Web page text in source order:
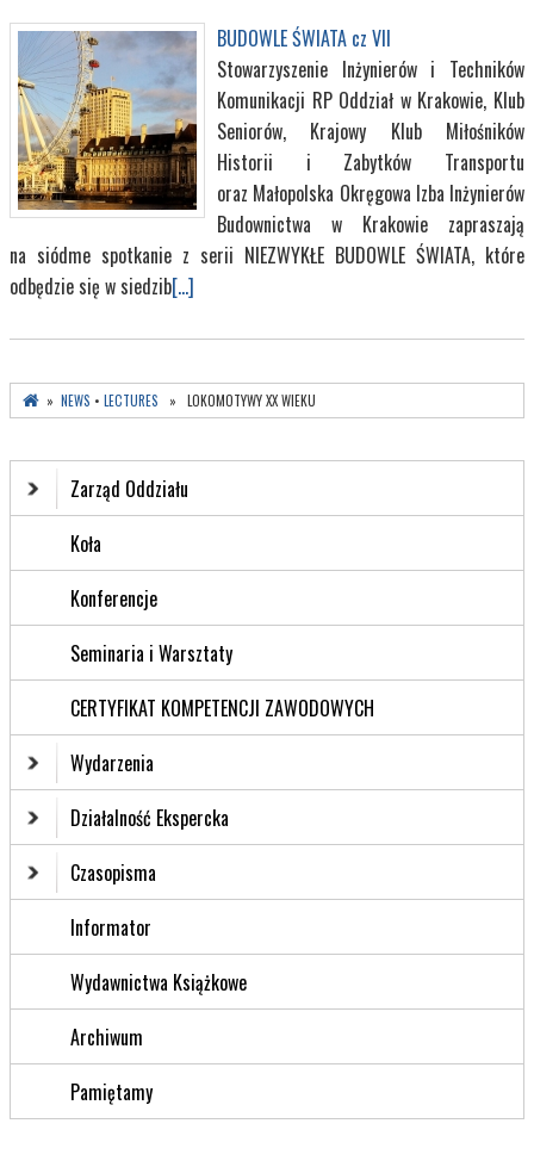
BUDOWLE ŚWIATA cz VII
Stowarzyszenie Inżynierów i Techników
Komunikacji RP Oddział w Krakowie, Klub
Seniorów, Krajowy Klub Miłośników
Historii i Zabytków Transportu
oraz Małopolska Okręgowa Izba Inżynierów
Budownictwa w Krakowie zapraszają
na siódme spotkanie z serii NIEZWYKŁE BUDOWLE ŚWIATA, które
odbędzie się w siedzib[...]
» NEWS • LECTURES » LOKOMOTYWY XX WIEKU
Zarząd Oddziału
Koła
Konferencje
Seminaria i Warsztaty
CERTYFIKAT KOMPETENCJI ZAWODOWYCH
Wydarzenia
Działalność Ekspercka
Czasopisma
Informator
Wydawnictwa Książkowe
Archiwum
Pamiętamy